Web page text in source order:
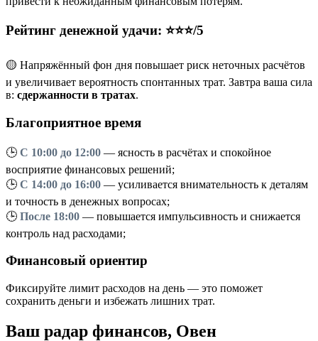
Рейтинг денежной удачи: ⭐⭐⭐/5
🟡 Напряжённый фон дня повышает риск неточных расчётов
и увеличивает вероятность спонтанных трат. Завтра ваша сила
в: сдержанности в тратах.
Благоприятное время
🕒 С 10:00 до 12:00 — ясность в расчётах и спокойное
восприятие финансовых решений;
🕒 С 14:00 до 16:00 — усиливается внимательность к деталям
и точность в денежных вопросах;
🕒 После 18:00 — повышается импульсивность и снижается
контроль над расходами;
Финансовый ориентир
Фиксируйте лимит расходов на день — это поможет
сохранить деньги и избежать лишних трат.
Ваш радар финансов, Овен